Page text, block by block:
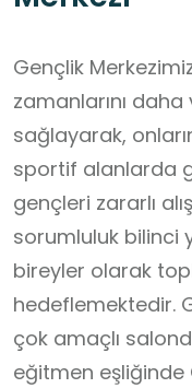
Gençlik
zamanlarını
sağlayarak,
sportif alanlarda
gençleri zararlı
sorumluluk bilinci
bireyler olarak
hedeflemektedir.
çok amaçlı
eğitmen eşliğinde